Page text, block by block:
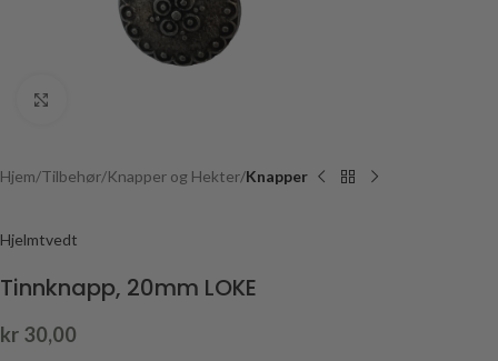
Hjem Tilbehør Knapper og Hekter Knapper
Hjelmtvedt
Tinnknapp, 20mm LOKE
kr 30,00